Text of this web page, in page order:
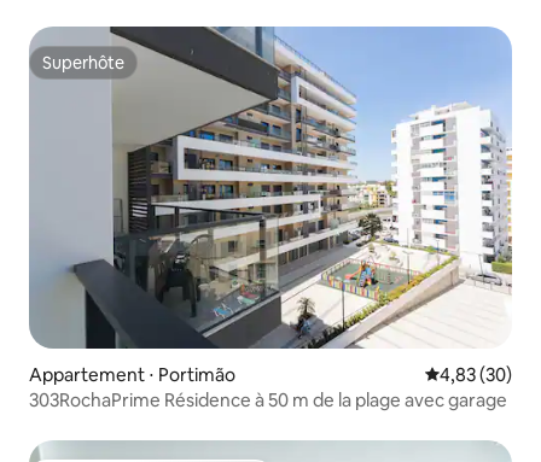
Superhôte
Superhôte
Appartement ⋅ Portimão Évaluation
4,83 (30)
303RochaPrime Résidence à 50 m de la plage avec garage